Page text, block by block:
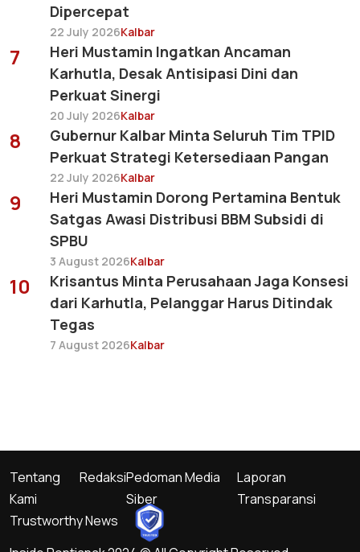
Dipercepat
22 July 2026Kalbar
7
Heri Mustamin Ingatkan Ancaman
Karhutla, Desak Antisipasi Dini dan
Perkuat Sinergi
20 July 2026Kalbar
8
Gubernur Kalbar Minta Seluruh Tim TPID
Perkuat Strategi Ketersediaan Pangan
22 July 2026Kalbar
9
Heri Mustamin Dorong Pertamina Bentuk
Satgas Awasi Distribusi BBM Subsidi di
SPBU
3 August 2026Kalbar
10
Krisantus Minta Perusahaan Jaga Konsesi
dari Karhutla, Pelanggar Harus Ditindak
Tegas
7 August 2026Kalbar
Trustworthy News
Tentang
Kami
RedaksiPedoman Media
Siber
Laporan
Transparansi